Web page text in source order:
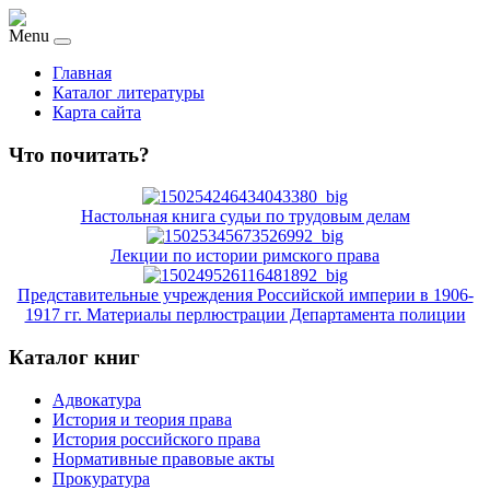
Menu
Главная
Каталог литературы
Карта сайта
Что почитать?
Настольная книга судьи по трудовым делам
Лекции по истории римского права
Представительные учреждения Российской империи в 1906-
1917 гг. Материалы перлюстрации Департамента полиции
Каталог книг
Адвокатура
История и теория права
История российского права
Нормативные правовые акты
Прокуратура